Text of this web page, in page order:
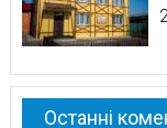
Останні